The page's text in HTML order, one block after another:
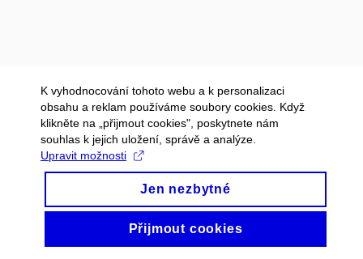
K vyhodnocování tohoto webu a k personalizaci
obsahu a reklam používáme soubory cookies. Když
klikněte na „přijmout cookies", poskytnete nám
souhlas k jejich uložení, správě a analýze.
Upravit možnosti
Jen nezbytné
Přijmout cookies